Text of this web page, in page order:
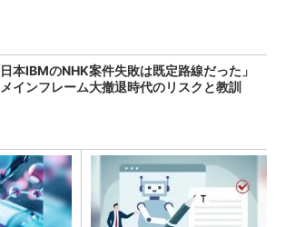
日本IBMのNHK案件失敗は既定路線だった」
インフレーム大撤退時代のリスクと教訓